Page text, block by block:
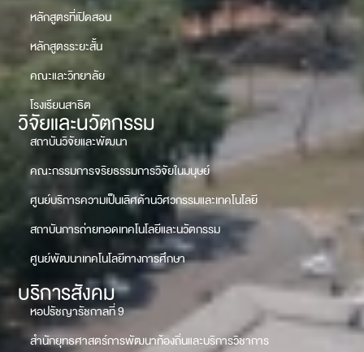
หลักสูตรที่เปิดสอน
หลักสูตรระยะสั้น
คณะและวิทยาลัย
โรงเรียนสาธิต
วิจัยและนวัตกรรม
สถาบันวิจัยและพัฒนา
คณะกรรมการจริยธรรมการวิจัยในมนุษย์
ศูนย์บริการความเป็นเลิศด้านวิศวกรรมและเทคโนโลยี
สถาบันการถ่ายทอดเทคโนโลยีและนวัตกรรม
ศูนย์พัฒนาเทคโนโลยีทางการศึกษา
บริการสังคม
หอปรัชญารัชกาลที่ 9
สำนักยุทธศาสตร์การพัฒนาท้องถิ่นและบริการวิชาการ